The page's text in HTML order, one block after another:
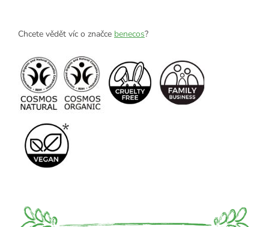
Chcete vědět víc o značce benecos?